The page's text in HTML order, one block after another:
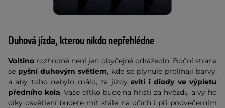
Duhová jízda, kterou nikdo nepřehlédne
Voltino rozhodně není jen obyčejné odrážedlo. Boční strana
se pyšní duhovým světlem, kde se plynule prolínají barvy,
a aby toho nebylo málo, za jízdysvítí i diody ve výpletu
předního kola. Vaše dítko bude na hřišti za hvězdu a vy ho
díky osvětlení budete mít stále na očích i při podvečerním